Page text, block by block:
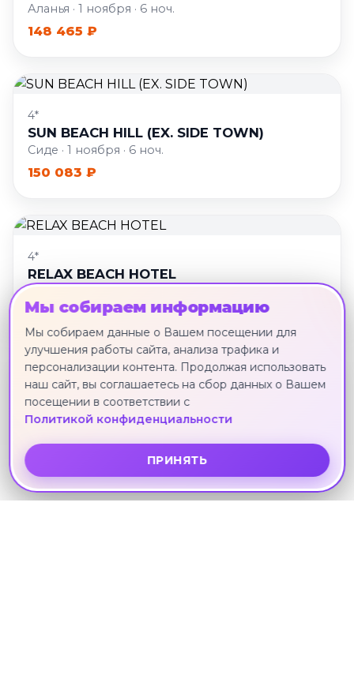
Аланья · 1 ноября · 6 ноч.
148 465 ₽
4*
SUN BEACH HILL (EX. SIDE TOWN)
Сиде · 1 ноября · 6 ноч.
150 083 ₽
4*
RELAX BEACH HOTEL
Аланья · 1 ноября · 6 ноч.
151 961 ₽
4*
KLEOPATRA ROYAL PALM
151 966 ₽
Мы собираем информацию
Мы собираем данные о Вашем посещении для
улучшения работы сайта, анализа трафика и
персонализации контента. Продолжая использовать
наш сайт, вы соглашаетесь на сбор данных о Вашем
посещении в соответствии с
Политикой конфиденциальности
ПРИНЯТЬ